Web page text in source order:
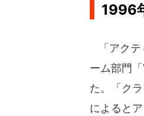
1996
「アクテ
ーム部門
た。「ク
によると